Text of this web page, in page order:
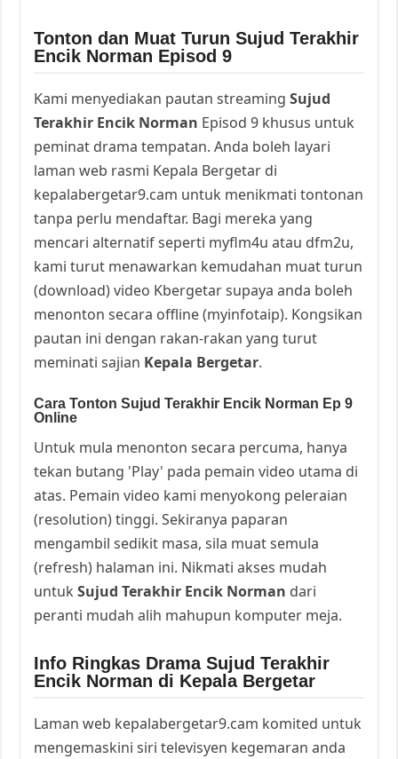
Tonton dan Muat Turun Sujud Terakhir
Encik Norman Episod 9
Kami menyediakan pautan streamingSujud
Terakhir Encik Norman Episod 9 khusus untuk
peminat drama tempatan. Anda boleh layari
laman web rasmi Kepala Bergetar di
kepalabergetar9.cam untuk menikmati tontonan
tanpa perlu mendaftar. Bagi mereka yang
mencari alternatif seperti myflm4u atau dfm2u,
kami turut menawarkan kemudahan muat turun
(download) video Kbergetar supaya anda boleh
menonton secara offline (myinfotaip). Kongsikan
pautan ini dengan rakan-rakan yang turut
meminati sajian Kepala Bergetar.
Cara Tonton Sujud Terakhir Encik Norman Ep 9
Online
Untuk mula menonton secara percuma, hanya
tekan butang 'Play' pada pemain video utama di
atas. Pemain video kami menyokong peleraian
(resolution) tinggi. Sekiranya paparan
mengambil sedikit masa, sila muat semula
(refresh) halaman ini. Nikmati akses mudah
untukSujud Terakhir Encik Norman dari
peranti mudah alih mahupun komputer meja.
Info Ringkas Drama Sujud Terakhir
Encik Norman di Kepala Bergetar
Laman web kepalabergetar9.cam komited untuk
mengemaskini siri televisyen kegemaran anda